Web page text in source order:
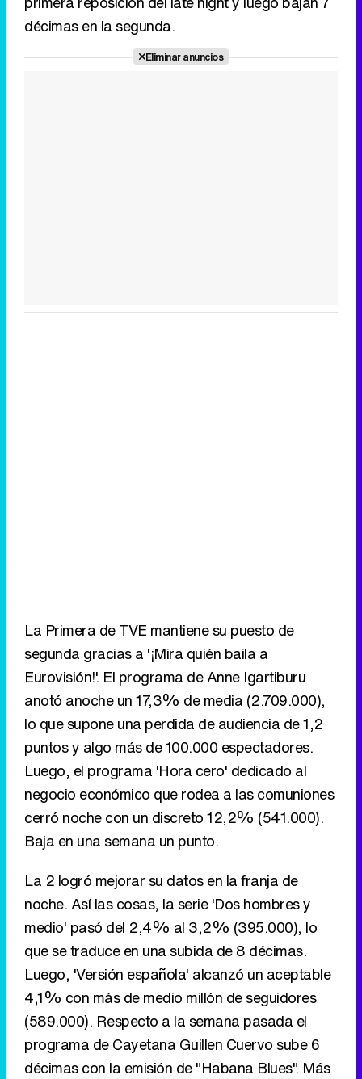
décimas en la segunda.
Eliminar anuncios
La Primera de TVE mantiene su puesto de
segunda gracias a '¡Mira quién baila a
Eurovisión!'. El programa de Anne Igartiburu
anotó anoche un 17,3% de media (2.709.000),
lo que supone una perdida de audiencia de 1,2
puntos y algo más de 100.000 espectadores.
Luego, el programa 'Hora cero' dedicado al
negocio económico que rodea a las comuniones
cerró noche con un discreto 12,2% (541.000).
Baja en una semana un punto.
La 2 logró mejorar su datos en la franja de
noche. Así las cosas, la serie 'Dos hombres y
medio' pasó del 2,4% al 3,2% (395.000), lo
que se traduce en una subida de 8 décimas.
Luego, 'Versión española' alcanzó un aceptable
4,1% con más de medio millón de seguidores
(589.000). Respecto a la semana pasada el
programa de Cayetana Guillen Cuervo sube 6
décimas con la emisión de "Habana Blues". Más